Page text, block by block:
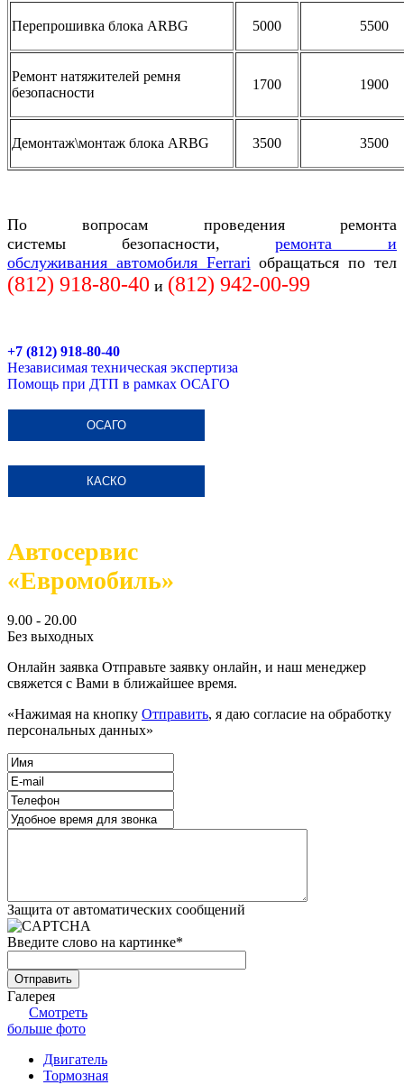
Перепрошивка блока ARBG 5000 5500
Ремонт натяжителей ремня
безопасности
1700 1900
Демонтаж\монтаж блока ARBG 3500 3500
По вопросам проведения ремонта
системы безопасности,ремонта и
обслуживания автомобиля Ferrariобращаться по тел
(812) 918-80-40 и (812) 942-00-99
+7 (812) 918-80-40
Независимая техническая экспертиза
Помощь при ДТП в рамках ОСАГО
ОСАГО
КАСКО
Автосервис
«Евромобиль»
9.00 - 20.00
Без выходных
Онлайн заявка Отправьте заявку онлайн, и наш менеджер
свяжется с Вами в ближайшее время.
«Нажимая на кнопку Отправить, я даю согласие на обработку
персональных данных»
Защита от автоматических сообщений
Введите слово на картинке*
Галерея
Смотреть
больше фото
Двигатель
Тормозная